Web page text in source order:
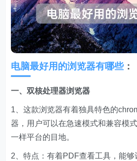
电脑最好用的浏览器有哪些：
一、双核处理器浏览器
1、这款浏览器有着独具特色的
器，用户可以在急速模式和兼容模
一样平台的目地。
2、特点：有着PDF查看工具，能